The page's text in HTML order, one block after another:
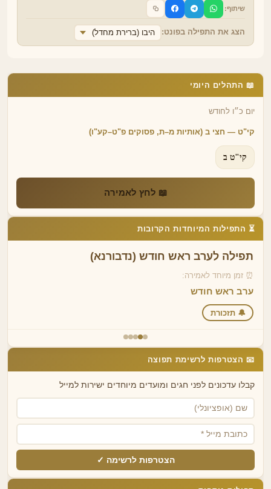
שיתוף:
הצג את התפילה בפונט: היבו (ברירת מחדל)
📖 התהלים היומי
יום כ״ו לחודש
קי"ט — חצי ב (אותיות מ–ת, פסוקים פ"ט–קע"ו)
קי"ט ב
📖 לחץ לאמירה
⏳ התפילות המיוחדות הקרובות
תפילה לערב ראש חודש (נדבורנא)
⏰ זמן מיוחד לאמירה:
ערב ראש חודש
🔔 תזכורת
📧 הצטרפות לרשימת תפוצה
קבלו עדכונים לפני חגים ומועדים מיוחדים ישירות למייל
הצטרפות לרשימה ✓